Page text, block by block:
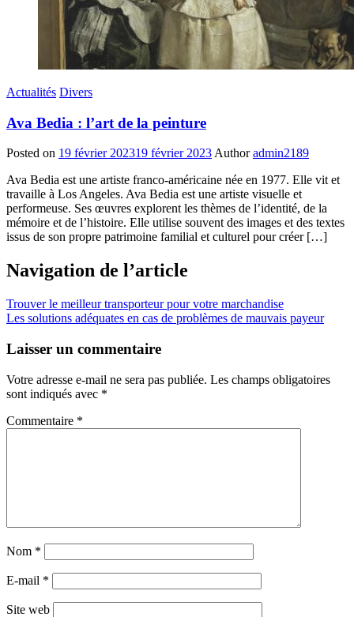
Actualités Divers
Ava Bedia : l’art de la peinture
Posted on 19 février 202319 février 2023 Author admin2189
Ava Bedia est une artiste franco-américaine née en 1977. Elle vit et
travaille à Los Angeles. Ava Bedia est une artiste visuelle et
performeuse. Ses œuvres explorent les thèmes de l’identité, de la
mémoire et de l’histoire. Elle utilise souvent des images et des textes
issus de son propre patrimoine familial et culturel pour créer […]
Navigation de l’article
Trouver le meilleur transporteur pour votre marchandise
Les solutions adéquates en cas de problèmes de mauvais payeur
Laisser un commentaire
Votre adresse e-mail ne sera pas publiée. Les champs obligatoires
sont indiqués avec *
Commentaire *
Nom *
E-mail *
Site web